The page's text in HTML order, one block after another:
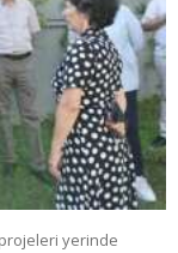
yerinde